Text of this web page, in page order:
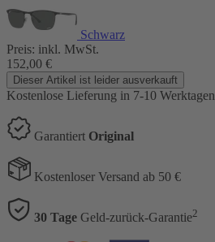
Schwarz
Preis: inkl. MwSt.
152,00 €
Dieser Artikel ist leider ausverkauft
Kostenlose Lieferung in 7-10 Werktagen
Garantiert Original
Kostenloser Versand ab 50 €
30 Tage Geld-zurück-Garantie2